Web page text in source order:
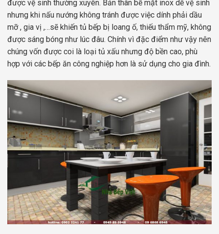
được vệ sinh thường xuyên. Bản thân bề mặt inox dễ vệ sinh
nhưng khi nấu nướng không tránh được việc dính phải dầu
mỡ , gia vị ,…sẽ khiến tủ bếp bị loang ố, thiếu thẩm mỹ, không
được sáng bóng như lúc đâu. Chính vì đặc điểm như vậy nên
chúng vốn được coi là loại tủ xấu nhưng độ bền cao, phù
hợp với các bếp ăn công nghiệp hơn là sử dụng cho gia đình.